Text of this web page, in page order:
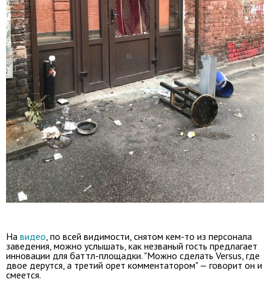
На видео, по всей видимости, снятом кем-то из персонала
заведения, можно услышать, как незваный гость предлагает
инновации для баттл-площадки. "Можно сделать Versus, где
двое дерутся, а третий орет комментатором" — говорит он и
смеется.